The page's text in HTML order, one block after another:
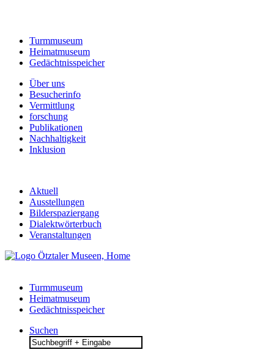
Turmmuseum
Heimatmuseum
Gedächtnisspeicher
Über uns
Besucherinfo
Vermittlung
forschung
Publikationen
Nachhaltigkeit
Inklusion
Aktuell
Ausstellungen
Bilderspaziergang
Dialektwörterbuch
Veranstaltungen
Turmmuseum
Heimatmuseum
Gedächtnisspeicher
Suchen
Search
for: